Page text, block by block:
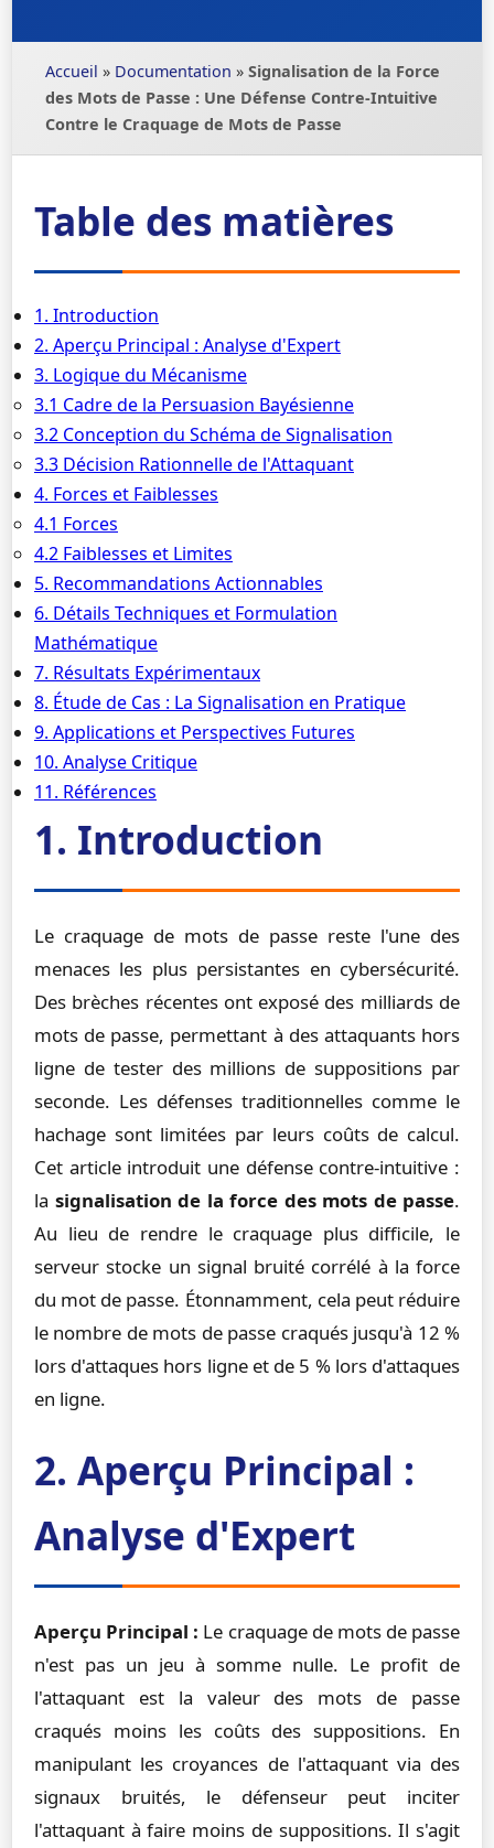
Accueil » Documentation » Signalisation de la Force
des Mots de Passe : Une Défense Contre-Intuitive
Contre le Craquage de Mots de Passe
Table des matières
1. Introduction
2. Aperçu Principal : Analyse d'Expert
3. Logique du Mécanisme
3.1 Cadre de la Persuasion Bayésienne
3.2 Conception du Schéma de Signalisation
3.3 Décision Rationnelle de l'Attaquant
4. Forces et Faiblesses
4.1 Forces
4.2 Faiblesses et Limites
5. Recommandations Actionnables
6. Détails Techniques et Formulation
Mathématique
7. Résultats Expérimentaux
8. Étude de Cas : La Signalisation en Pratique
9. Applications et Perspectives Futures
10. Analyse Critique
11. Références
1. Introduction
Le craquage de mots de passe reste l'une des
menaces les plus persistantes en cybersécurité.
Des brèches récentes ont exposé des milliards de
mots de passe, permettant à des attaquants hors
ligne de tester des millions de suppositions par
seconde. Les défenses traditionnelles comme le
hachage sont limitées par leurs coûts de calcul.
Cet article introduit une défense contre-intuitive :
la signalisation de la force des mots de passe.
Au lieu de rendre le craquage plus difficile, le
serveur stocke un signal bruité corrélé à la force
du mot de passe. Étonnamment, cela peut réduire
le nombre de mots de passe craqués jusqu'à 12 %
lors d'attaques hors ligne et de 5 % lors d'attaques
en ligne.
2. Aperçu Principal :
Analyse d'Expert
Aperçu Principal : Le craquage de mots de passe
n'est pas un jeu à somme nulle. Le profit de
l'attaquant est la valeur des mots de passe
craqués moins les coûts des suppositions. En
manipulant les croyances de l'attaquant via des
signaux bruités, le défenseur peut inciter
l'attaquant à faire moins de suppositions. Il s'agit